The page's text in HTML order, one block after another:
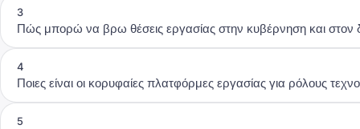
3
Πώς μπορώ να βρω θέσεις εργασίας στην κυβέρνηση και στον
4
Ποιες είναι οι κορυφαίες πλατφόρμες εργασίας για ρόλους
5